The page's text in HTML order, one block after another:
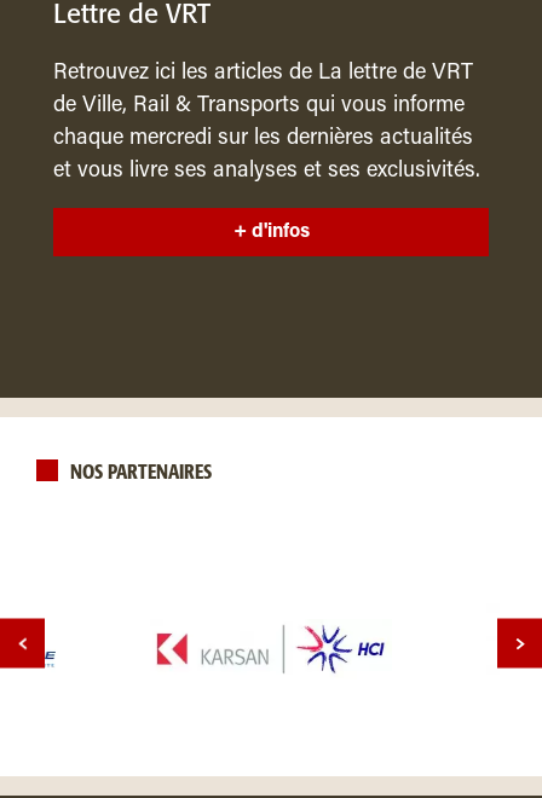
Lettre de VRT
Retrouvez ici les articles de La lettre de VRT
de Ville, Rail & Transports qui vous informe
chaque mercredi sur les dernières actualités
et vous livre ses analyses et ses exclusivités.
+ d'infos
NOS PARTENAIRES